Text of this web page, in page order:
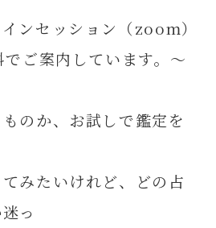
ンセッション（zoom）
ご案内しています。～
のか、お試しで鑑定を
みたいけれど、どの占
っ